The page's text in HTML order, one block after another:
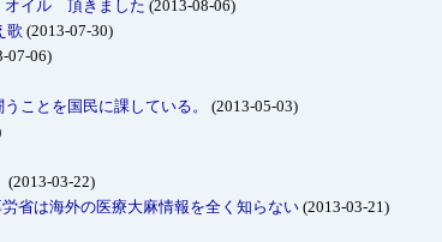
オイル 頂きました (2013-08-06)
歌 (2013-07-30)
07-06)
ことを国民に課している。
(2013-05-03)
(2013-03-22)
省は海外の医療大麻情報を全く知らない (2013-03-21)